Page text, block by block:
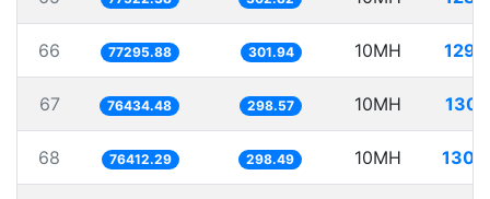
66 77295.88 301.94 10MH
67 76434.48 298.57 10MH
68 76412.29 298.49 10MH